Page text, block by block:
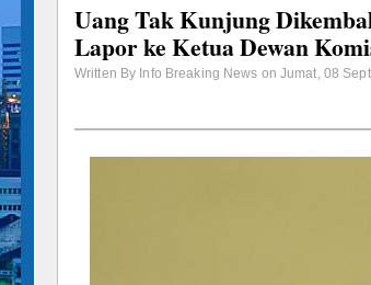
Uang Tak Kunjung
Lapor ke Ketua Dewan
Written By Info Breaking News on Jumat, 08